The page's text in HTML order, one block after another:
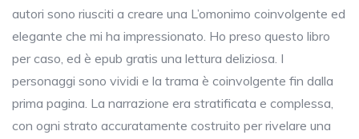
autori sono riusciti a creare una L’omonimo coinvolgente ed
elegante che mi ha impressionato. Ho preso questo libro
per caso, ed è epub gratis una lettura deliziosa. I
personaggi sono vividi e la trama è coinvolgente fin dalla
prima pagina. La narrazione era stratificata e complessa,
con ogni strato accuratamente costruito per rivelare una